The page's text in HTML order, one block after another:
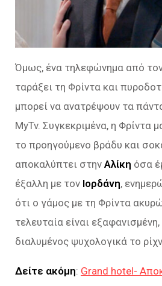
Όμως, ένα τηλεφώνημα από
ταράξει τη Φρίντα και
μπορεί να ανατρέψουν τα
MyTv. Συγκεκριμένα, η Φρίντα
το προηγούμενο βράδυ και
αποκαλύπτει στην Αλίκη όσα
έξαλλη με τον Ιορδάνη,
ότι ο γάμος με τη Φρίντα
τελευταία είναι
διαλυμένος ψυχολογικά το
Δείτε ακόμη: Grand hotel-